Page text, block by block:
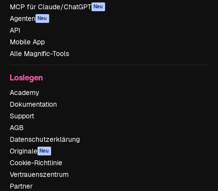
MCP für Claude/ChatGPT Neu
Agenten Neu
API
Mobile App
Alle Magnific-Tools
Loslegen
Academy
Dokumentation
Support
AGB
Datenschutzerklärung
Originale Neu
Cookie-Richtlinie
Vertrauenszentrum
Partner